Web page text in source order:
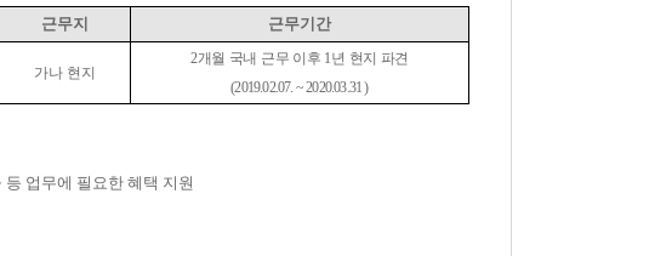
근무지 근무기간
가나 현지
2개월 국내 근무 이후 1년 현지 파견
(2019.02.07. ~ 2020.03.31)
등 업무에 필요한 혜택 지원